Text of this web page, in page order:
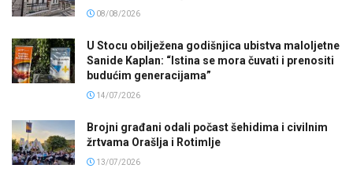
08/08/2026
U Stocu obilježena godišnjica ubistva maloljetne
Sanide Kaplan: “Istina se mora čuvati i prenositi
budućim generacijama”
14/07/2026
Brojni građani odali počast šehidima i civilnim
žrtvama Orašlja i Rotimlje
13/07/2026